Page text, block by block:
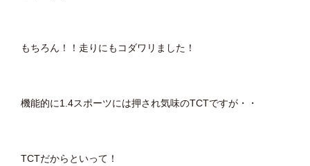
もちろん！！走りにもコダワリました！
機能的に1.4スポーツには押され気味のTCTですが・・
TCTだからといって！